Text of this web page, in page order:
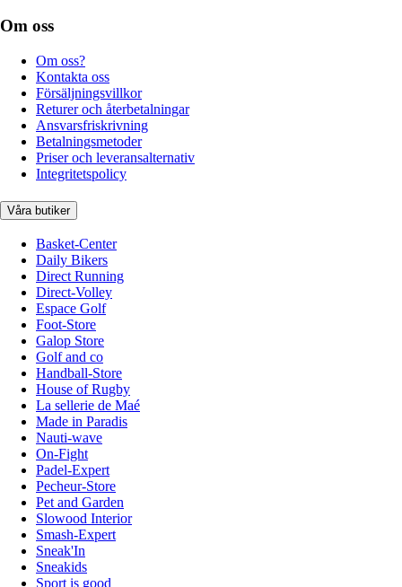
Om oss
Om oss?
Kontakta oss
Försäljningsvillkor
Returer och återbetalningar
Ansvarsfriskrivning
Betalningsmetoder
Priser och leveransalternativ
Integritetspolicy
Våra butiker
Basket-Center
Daily Bikers
Direct Running
Direct-Volley
Espace Golf
Foot-Store
Galop Store
Golf and co
Handball-Store
House of Rugby
La sellerie de Maé
Made in Paradis
Nauti-wave
On-Fight
Padel-Expert
Pecheur-Store
Pet and Garden
Slowood Interior
Smash-Expert
Sneak'In
Sneakids
Sport is good